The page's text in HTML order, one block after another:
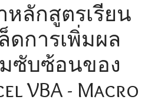
ลักสูตรเรียน
ดการเพิ่มผล
ซับซ้อนของ
VBA - Macro